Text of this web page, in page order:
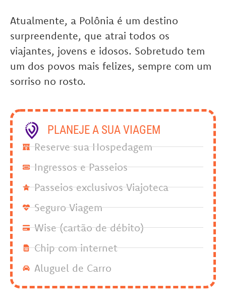
Atualmente, a Polônia é um destino
surpreendente, que atrai todos os
viajantes, jovens e idosos. Sobretudo tem
um dos povos mais felizes, sempre com um
sorriso no rosto.
PLANEJE A SUA VIAGEM
Reserve sua Hospedagem
Ingressos e Passeios
Passeios exclusivos Viajoteca
Seguro Viagem
Wise (cartão de débito)
Chip com internet
Aluguel de Carro